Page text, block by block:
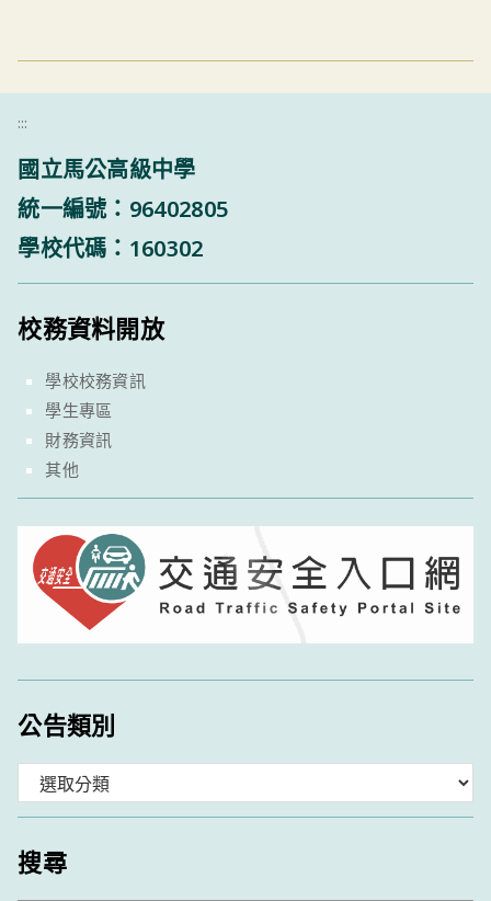
:::
國立馬公高級中學
統一編號：96402805
學校代碼：160302
校務資料開放
學校校務資訊
學生專區
財務資訊
其他
公告類別
類
搜尋